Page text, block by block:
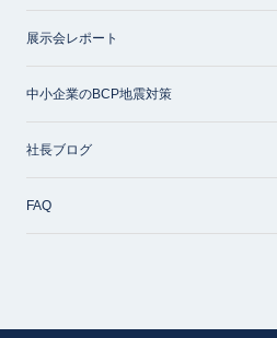
展示会レポート
中小企業のBCP地震対策
社長ブログ
FAQ